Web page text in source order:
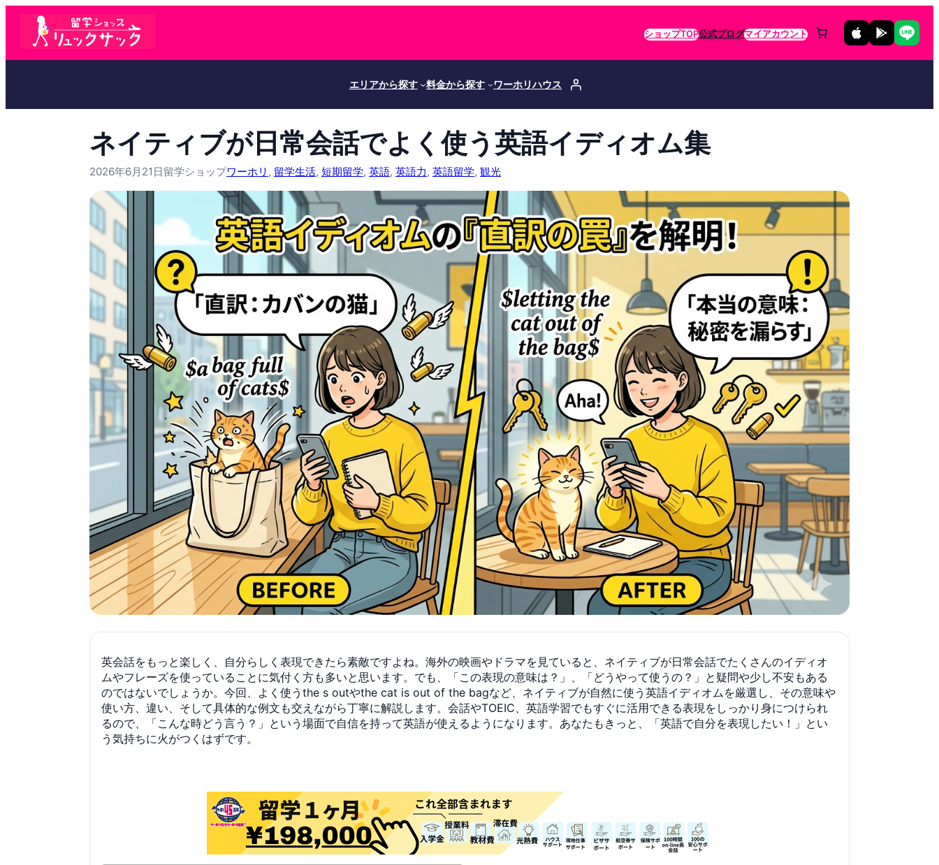
ショップTOP公式ブログマイアカウント
エリアから探す 料金から探す ワーホリハウス
ネイティブが日常会話でよく使う英語イディオム集
2026年6月21日留学ショップワーホリ , 留学生活, 短期留学, 英語, 英語力, 英語留学, 観光
英会話をもっと楽しく、自分らしく表現できたら素敵ですよね。海外の映画やドラマを見ていると、ネイティブが日常会話でたくさんのイディオ
ムやフレーズを使っていることに気付く方も多いと思います。でも、「この表現の意味は？」、「どうやって使うの？」と疑問や少し不安もある
のではないでしょうか。今回、よく使うthe s outやthe cat is out of the bagなど、ネイティブが自然に使う英語イディオムを厳選し、その意味や
使い方、違い、そして具体的な例文も交えながら丁寧に解説します。会話やTOEIC、英語学習でもすぐに活用できる表現をしっかり身につけられ
るので、「こんな時どう言う？」という場面で自信を持って英語が使えるようになります。あなたもきっと、「英語で自分を表現したい！」とい
う気持ちに火がつくはずです。